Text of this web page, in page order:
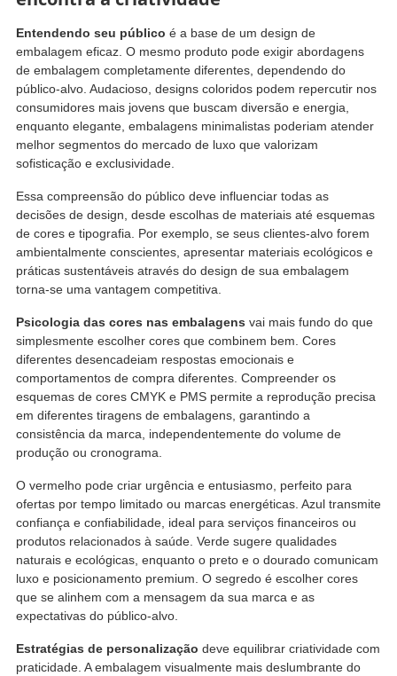
Entendendo seu público é a base de um design de
embalagem eficaz. O mesmo produto pode exigir abordagens
de embalagem completamente diferentes, dependendo do
público-alvo. Audacioso, designs coloridos podem repercutir nos
consumidores mais jovens que buscam diversão e energia,
enquanto elegante, embalagens minimalistas poderiam atender
melhor segmentos do mercado de luxo que valorizam
sofisticação e exclusividade.
Essa compreensão do público deve influenciar todas as
decisões de design, desde escolhas de materiais até esquemas
de cores e tipografia. Por exemplo, se seus clientes-alvo forem
ambientalmente conscientes, apresentar materiais ecológicos e
práticas sustentáveis ​​através do design de sua embalagem
torna-se uma vantagem competitiva.
Psicologia das cores nas embalagens vai mais fundo do que
simplesmente escolher cores que combinem bem. Cores
diferentes desencadeiam respostas emocionais e
comportamentos de compra diferentes. Compreender os
esquemas de cores CMYK e PMS permite a reprodução precisa
em diferentes tiragens de embalagens, garantindo a
consistência da marca, independentemente do volume de
produção ou cronograma.
O vermelho pode criar urgência e entusiasmo, perfeito para
ofertas por tempo limitado ou marcas energéticas. Azul transmite
confiança e confiabilidade, ideal para serviços financeiros ou
produtos relacionados à saúde. Verde sugere qualidades
naturais e ecológicas, enquanto o preto e o dourado comunicam
luxo e posicionamento premium. O segredo é escolher cores
que se alinhem com a mensagem da sua marca e as
expectativas do público-alvo.
Estratégias de personalização deve equilibrar criatividade com
praticidade. A embalagem visualmente mais deslumbrante do